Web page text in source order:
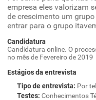
empresa eles valorizam
de crescimento um
entrar para o grupo
Candidatura
Candidatura online. O
no mês de Fevereiro de 2019
Estágios da entrevista
Tipo de entrevista: Por
Testes: Conhecimentos